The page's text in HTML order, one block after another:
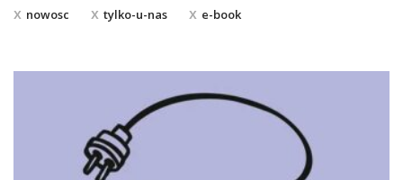
nowosc tylko-u-nas e-book